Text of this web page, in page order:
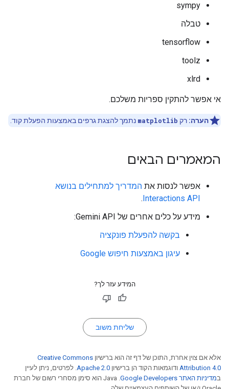
sympy
טבלה
tensorflow
toolz
xlrd
אי אפשר להתקין ספריות משלכם.
הערה: רק matplotlib נתמך להצגת גרפים באמצעות הפעלת קוד.
המאמרים הבאים
אפשר לנסות את המדריך למתחילים בנושא
Interactions API
.
מידע על כלים אחרים של Gemini API:
בקשה להפעלת פונקציה
עיגון באמצעות חיפוש Google
המידע עזר לך?
שליחת משוב
אלא אם צוין אחרת, התוכן של דף זה הוא ברישיון Creative Commons
Attribution 4.0 ודוגמאות הקוד הן ברישיון Apache 2.0. לפרטים, ניתן לעיין
במדיניות האתר Google Developers‏
.‏ Java הוא סימן מסחרי רשום של חברת